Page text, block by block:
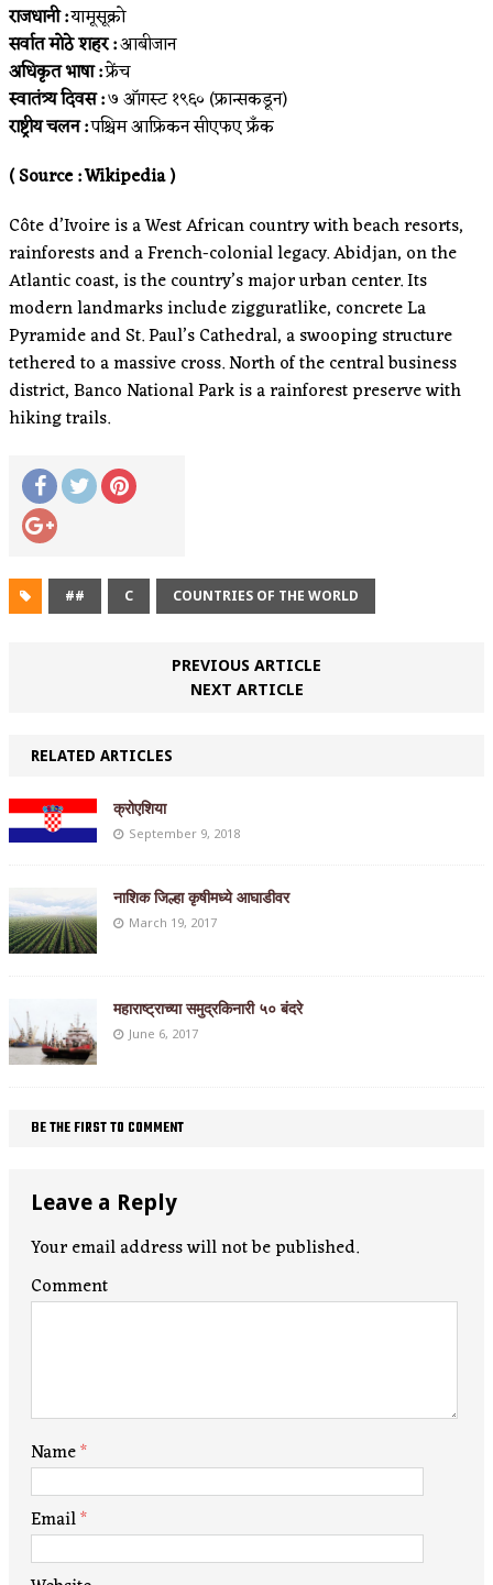
राजधानी :यामूसूक्रो
सर्वात मोठे शहर :आबीजान
अधिकृत भाषा :फ्रेंच
स्वातंत्र्य दिवस :७ ऑगस्ट १९६० (फ्रान्सकडून)
राष्ट्रीय चलन :पश्चिम आफ्रिकन सीएफए फ्रँक
( Source : Wikipedia )
Côte d’Ivoire is a West African country with beach resorts,
rainforests and a French-colonial legacy. Abidjan, on the
Atlantic coast, is the country’s major urban center. Its
modern landmarks include zigguratlike, concrete La
Pyramide and St. Paul’s Cathedral, a swooping structure
tethered to a massive cross. North of the central business
district, Banco National Park is a rainforest preserve with
hiking trails.
## C COUNTRIES OF THE WORLD
PREVIOUS ARTICLE
NEXT ARTICLE
RELATED ARTICLES
क्रोएशिया
September 9, 2018
नाशिक जिल्हा कृषीमध्ये आघाडीवर
March 19, 2017
महाराष्ट्राच्या समुद्रकिनारी ५० बंदरे
June 6, 2017
BE THE FIRST TO COMMENT
Leave a Reply
Your email address will not be published.
Comment
Name*
Email*